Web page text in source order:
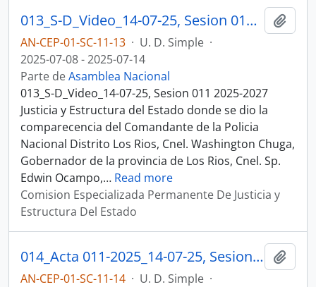
013_S-D_Video_14-07-25, Sesion 011 Justicia y Estructura del Estado
AN-CEP-01-SC-11-13 · U. D. Simple ·
2025-07-08 - 2025-07-14
Parte deAsamblea Nacional
013_S-D_Video_14-07-25, Sesion 011 2025-2027
Justicia y Estructura del Estado donde se dio la
comparecencia del Comandante de la Policia
Nacional Distrito Los Rios, Cnel. Washington Chuga,
Gobernador de la provincia de Los Rios, Cnel. Sp.
Edwin Ocampo,… Read more
Comision Especializada Permanente De Justicia y
Estructura Del Estado
014_Acta 011-2025_14-07-25, Sesion 011 Justicia y Estructura del Estado
AN-CEP-01-SC-11-14 · U. D. Simple ·